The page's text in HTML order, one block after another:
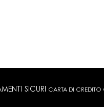
SICURI CARTA DI CREDITO